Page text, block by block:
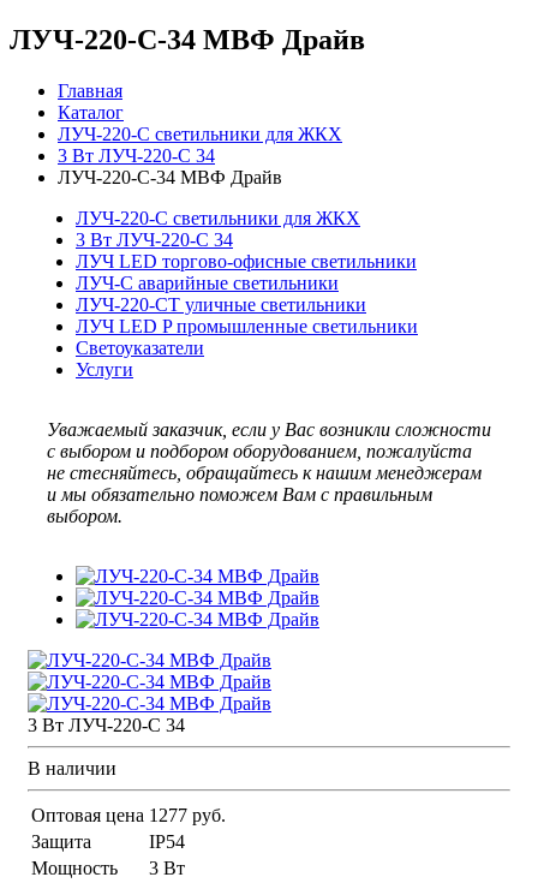
ЛУЧ-220-С-34 МВФ Драйв
Главная
Каталог
ЛУЧ-220-С светильники для ЖКХ
3 Вт ЛУЧ-220-С 34
ЛУЧ-220-С-34 МВФ Драйв
ЛУЧ-220-С светильники для ЖКХ
3 Вт ЛУЧ-220-С 34
ЛУЧ LED торгово-офисные светильники
ЛУЧ-С аварийные светильники
ЛУЧ-220-СТ уличные светильники
ЛУЧ LED P промышленные светильники
Светоуказатели
Услуги
Уважаемый заказчик, если у Вас возникли сложности
с выбором и подбором оборудованием, пожалуйста
не стесняйтесь, обращайтесь к нашим менеджерам
и мы обязательно поможем Вам с правильным
выбором.
3 Вт ЛУЧ-220-С 34
В наличии
Оптовая цена 1277 руб.
Защита
IP54
Мощность
3 Вт